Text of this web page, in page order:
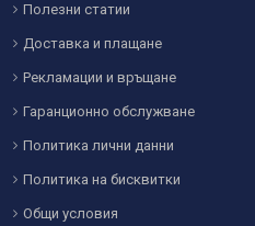
Полезни статии
Доставка и плащане
Рекламации и връщане
Гаранционно обслужване
Политика лични данни
Политика на бисквитки
Общи условия